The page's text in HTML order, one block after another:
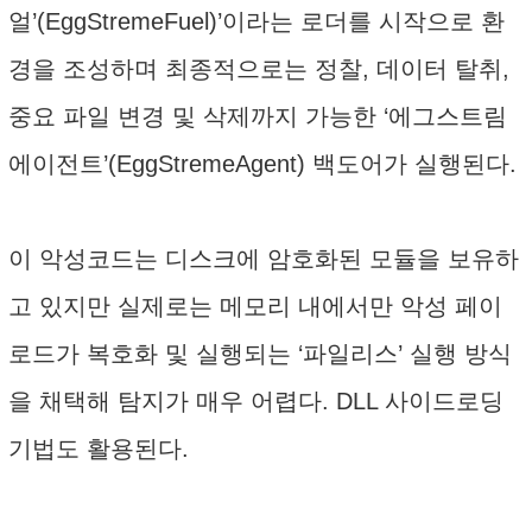
얼’(EggStremeFuel)’이라는 로더를 시작으로 환
경을 조성하며 최종적으로는 정찰, 데이터 탈취,
중요 파일 변경 및 삭제까지 가능한 ‘에그스트림
에이전트’(EggStremeAgent) 백도어가 실행된다.
이 악성코드는 디스크에 암호화된 모듈을 보유하
고 있지만 실제로는 메모리 내에서만 악성 페이
로드가 복호화 및 실행되는 ‘파일리스’ 실행 방식
을 채택해 탐지가 매우 어렵다. DLL 사이드로딩
기법도 활용된다.